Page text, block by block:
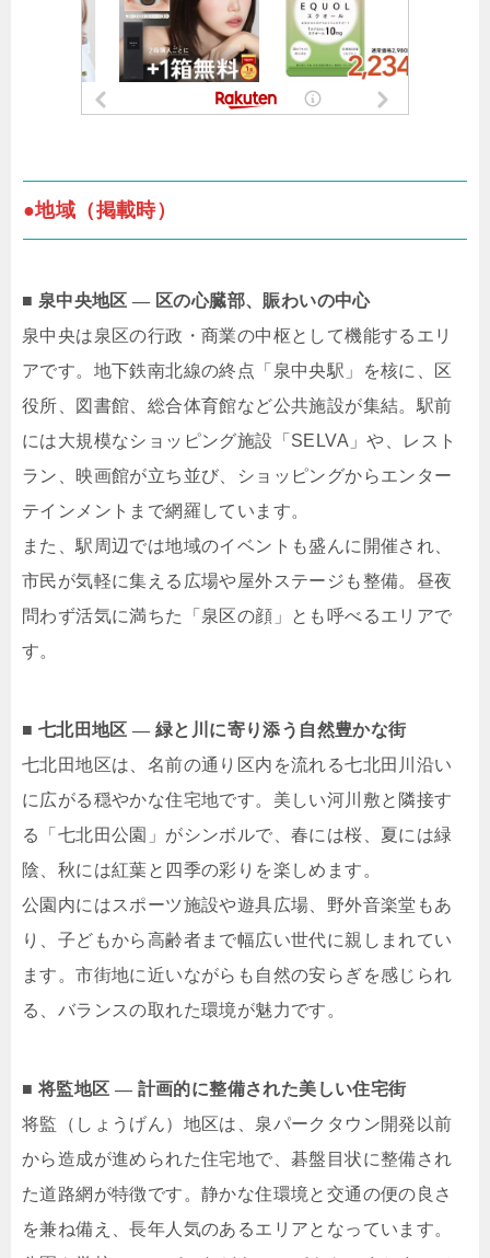
●地域（掲載時）
■ 泉中央地区 ― 区の心臓部、賑わいの中心
泉中央は泉区の行政・商業の中枢として機能するエリ
アです。地下鉄南北線の終点「泉中央駅」を核に、区
役所、図書館、総合体育館など公共施設が集結。駅前
には大規模なショッピング施設「SELVA」や、レスト
ラン、映画館が立ち並び、ショッピングからエンター
テインメントまで網羅しています。
また、駅周辺では地域のイベントも盛んに開催され、
市民が気軽に集える広場や屋外ステージも整備。昼夜
問わず活気に満ちた「泉区の顔」とも呼べるエリアで
す。
■ 七北田地区 ― 緑と川に寄り添う自然豊かな街
七北田地区は、名前の通り区内を流れる七北田川沿い
に広がる穏やかな住宅地です。美しい河川敷と隣接す
る「七北田公園」がシンボルで、春には桜、夏には緑
陰、秋には紅葉と四季の彩りを楽しめます。
公園内にはスポーツ施設や遊具広場、野外音楽堂もあ
り、子どもから高齢者まで幅広い世代に親しまれてい
ます。市街地に近いながらも自然の安らぎを感じられ
る、バランスの取れた環境が魅力です。
■ 将監地区 ― 計画的に整備された美しい住宅街
将監（しょうげん）地区は、泉パークタウン開発以前
から造成が進められた住宅地で、碁盤目状に整備され
た道路網が特徴です。静かな住環境と交通の便の良さ
を兼ね備え、長年人気のあるエリアとなっています。